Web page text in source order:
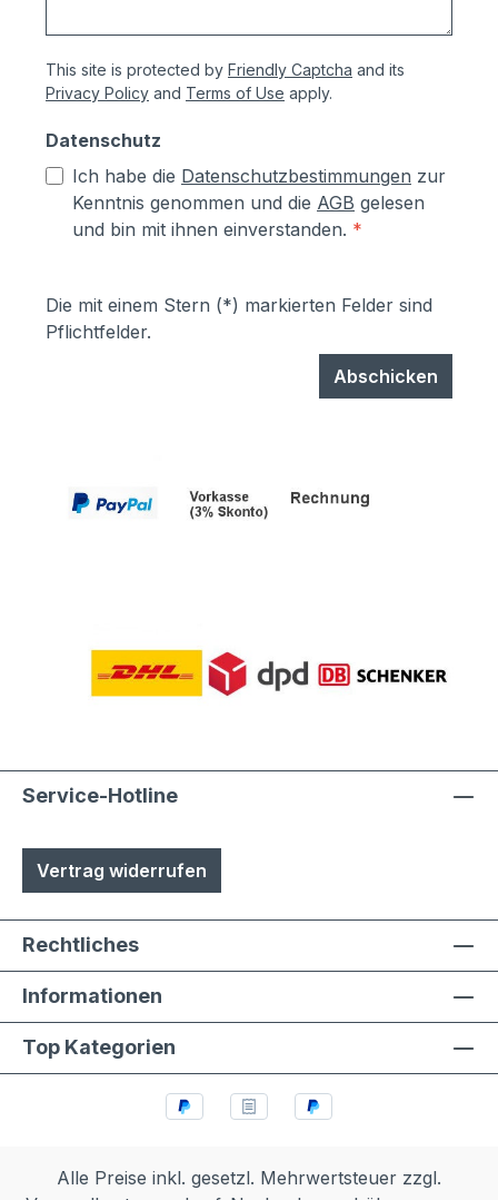
This site is protected by Friendly Captcha and its
Privacy Policy and Terms of Use apply.
Datenschutz
Ich habe die Datenschutzbestimmungen zur
Kenntnis genommen und die AGB gelesen
und bin mit ihnen einverstanden. *
Die mit einem Stern (*) markierten Felder sind
Pflichtfelder.
Abschicken
Service-Hotline
Vertrag widerrufen
Rechtliches
Informationen
Top Kategorien
Alle Preise inkl. gesetzl. Mehrwertsteuer zzgl.